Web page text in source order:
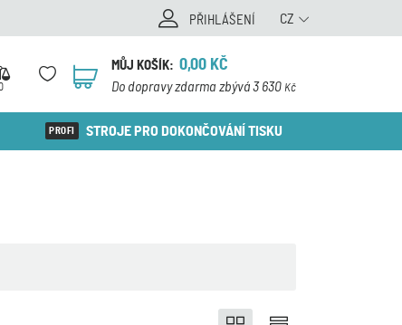
PŘIHLÁŠENÍ CZ
0
MŮJ KOŠÍK: 0,00 KČ
Do dopravy zdarma zbývá 3 630 Kč
STROJE PRO DOKONČOVÁNÍ TISKU